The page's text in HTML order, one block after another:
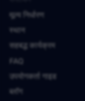
मूल्य निर्धारण
स्थान
सहबद्ध कार्यक्रम
FAQ
उपयोगकर्ता गाइड
ब्लॉग